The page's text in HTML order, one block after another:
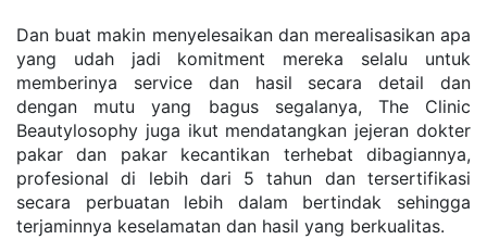
Dan buat makin menyelesaikan dan merealisasikan apa
yang udah jadi komitment mereka selalu untuk
memberinya service dan hasil secara detail dan
dengan mutu yang bagus segalanya, The Clinic
Beautylosophy juga ikut mendatangkan jejeran dokter
pakar dan pakar kecantikan terhebat dibagiannya,
profesional di lebih dari 5 tahun dan tersertifikasi
secara perbuatan lebih dalam bertindak sehingga
terjaminnya keselamatan dan hasil yang berkualitas.